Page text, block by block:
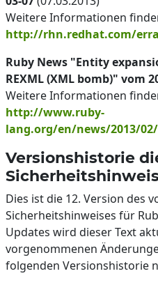
Weitere Informationen
http://rhn.redhat.com/
Ruby News "Entity
REXML (XML bomb)" vom
Weitere Informationen
http://www.ruby-
lang.org/en/news/2013/
Versionshistorie
Dies ist die 12. Version des
Sicherheitshinweises für
Updates wird dieser Text
vorgenommenen
folgenden Versionshistorie